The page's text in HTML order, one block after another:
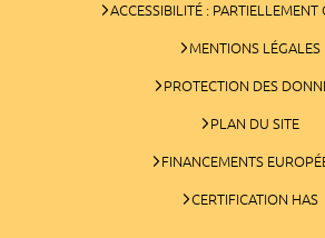
ACCESSIBILITÉ :
MENTIONS LÉGALES
PROTECTION DES
PLAN DU SITE
FINANCEMENTS
CERTIFICATION HAS